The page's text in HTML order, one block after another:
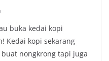
buka kedai kopi
Kedai kopi sekarang
nongkrong tapi juga